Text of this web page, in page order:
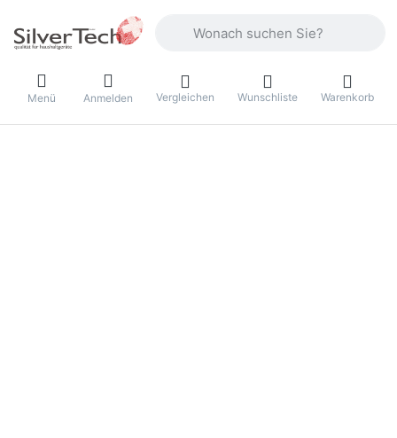
Menü Anmelden Vergleichen Wunschliste Warenkorb